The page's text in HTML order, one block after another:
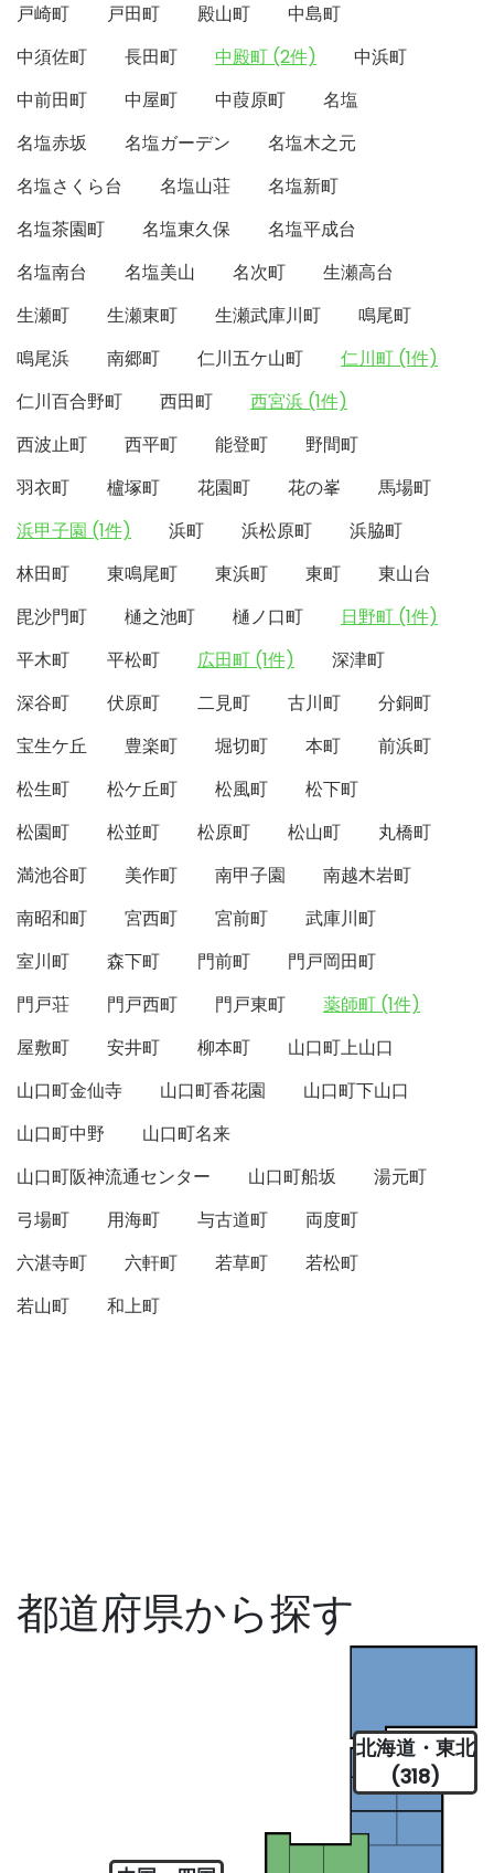
戸崎町
戸田町 殿山町
中島町
中須佐町
長田町 中殿町 (2件)
中浜町
中前田町
中屋町 中葭原町
名塩
名塩赤坂
名塩ガーデン
名塩木之元
名塩さくら台
名塩山荘
名塩新町
名塩茶園町
名塩東久保
名塩平成台
名塩南台
名塩美山 名次町
生瀬高台
生瀬町
生瀬東町 生瀬武庫川町
鳴尾町
鳴尾浜
南郷町 仁川五ケ山町
仁川町 (1件)
仁川百合野町
西田町
西宮浜 (1件)
西波止町
西平町 能登町
野間町
羽衣町
櫨塚町 花園町 花の峯
馬場町
浜甲子園 (1件)
浜町 浜松原町
浜脇町
林田町
東鳴尾町 東浜町 東町
東山台
毘沙門町
樋之池町 樋ノ口町
日野町 (1件)
平木町
平松町 広田町 (1件)
深津町
深谷町
伏原町 二見町 古川町
分銅町
宝生ケ丘
豊楽町 堀切町 本町
前浜町
松生町
松ケ丘町 松風町
松下町
松園町
松並町 松原町 松山町
丸橋町
満池谷町
美作町 南甲子園
南越木岩町
南昭和町
宮西町 宮前町
武庫川町
室川町
森下町 門前町
門戸岡田町
門戸荘
門戸西町 門戸東町
薬師町 (1件)
屋敷町
安井町 柳本町
山口町上山口
山口町金仙寺
山口町香花園
山口町下山口
山口町中野
山口町名来
山口町阪神流通センター
山口町船坂
湯元町
弓場町
用海町 与古道町
両度町
六湛寺町
六軒町 若草町
若松町
若山町
和上町
都道府県から探す
北海道・東北
(318)